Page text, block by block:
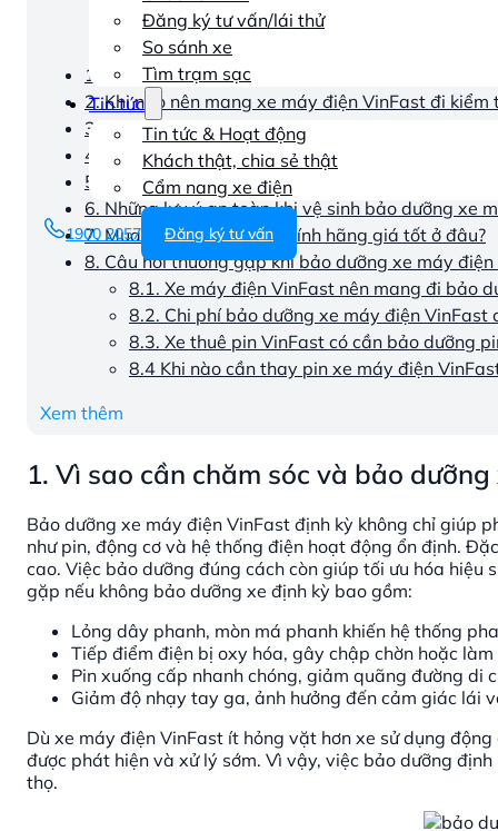
Đăng ký tư vấn/lái thử
So sánh xe
Tìm trạm sạc
Tin tức
Tin tức & Hoạt động
Khách thật, chia sẻ thật
Cẩm nang xe điện
1900 2057 Đăng ký tư vấn
1. Vì sao cần chăm sóc và bảo dưỡng xe máy
2. Khi nào nên mang xe máy điện VinFast đi
3. Những hạng mục bảo dưỡng cơ bản người
4. Cách bảo dưỡng và chăm sóc pin xe máy điện
5. Bảo dưỡng chuyên sâu tại đại lý cho xe máy
6. Những lưu ý an toàn khi vệ sinh bảo dưỡng xe
7. Mua xe điện VinFast chính hãng giá tốt ở đâu?
8. Câu hỏi thường gặp khi bảo dưỡng xe máy
8.1. Xe máy điện VinFast nên mang đi bảo
8.2. Chi phí bảo dưỡng xe máy điện VinFast
8.3. Xe thuê pin VinFast có cần bảo dưỡng
8.4 Khi nào cần thay pin xe máy điện
Xem thêm
1. Vì sao cần chăm sóc và bảo
Bảo dưỡng xe máy điện VinFast định kỳ không chỉ giúp
như pin, động cơ và hệ thống điện hoạt động ổn định.
cao. Việc bảo dưỡng đúng cách còn giúp tối ưu hóa
gặp nếu không bảo dưỡng xe định kỳ bao gồm:
Lỏng dây phanh, mòn má phanh khiến hệ thống
Tiếp điểm điện bị oxy hóa, gây chập chờn hoặc
Pin xuống cấp nhanh chóng, giảm quãng đường di
Giảm độ nhạy tay ga, ảnh hưởng đến cảm giác lái
Dù xe máy điện VinFast ít hỏng vặt hơn xe sử dụng
được phát hiện và xử lý sớm. Vì vậy, việc bảo dưỡng
thọ.